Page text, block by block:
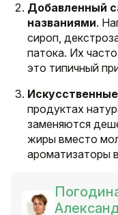
Добавленный
названиями.
сироп,
патока. Их
это типичный
продуктах
заменяются
жиры вместо
ароматизаторы